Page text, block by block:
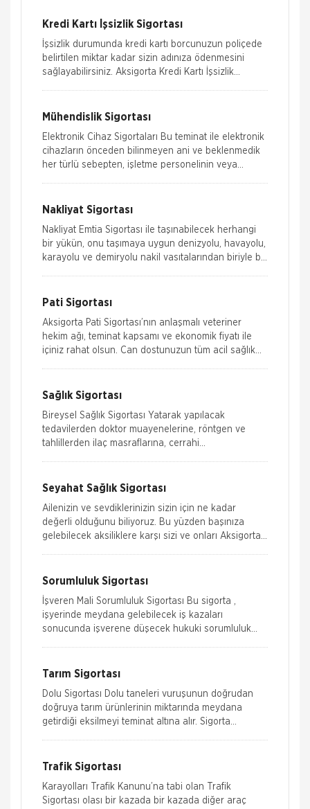
Kredi Kartı İşsizlik Sigortası
İşsizlik durumunda kredi kartı borcunuzun poliçede
belirtilen miktar kadar sizin adınıza ödenmesini
sağlayabilirsiniz. Aksigorta Kredi Kartı İşsizlik
Mühendislik Sigortası
Elektronik Cihaz Sigortaları Bu teminat ile elektronik
cihazların önceden bilinmeyen ani ve beklenmedik
her türlü sebepten, işletme personelinin veya
Nakliyat Sigortası
Nakliyat Emtia Sigortası ile taşınabilecek herhangi
bir yükün, onu taşımaya uygun denizyolu, havayolu,
karayolu ve demiryolu nakil vasıtalarından biriyle bir
Pati Sigortası
Aksigorta Pati Sigortası’nın anlaşmalı veteriner
hekim ağı, teminat kapsamı ve ekonomik fiyatı ile
içiniz rahat olsun. Can dostunuzun tüm acil sağlık
Sağlık Sigortası
Bireysel Sağlık Sigortası Yatarak yapılacak
tedavilerden doktor muayenelerine, röntgen ve
tahlillerden ilaç masraflarına, cerrahi
Seyahat Sağlık Sigortası
Ailenizin ve sevdiklerinizin sizin için ne kadar
değerli olduğunu biliyoruz. Bu yüzden başınıza
gelebilecek aksiliklere karşı sizi ve onları Aksigorta
Sorumluluk Sigortası
İşveren Mali Sorumluluk Sigortası Bu sigorta ,
işyerinde meydana gelebilecek iş kazaları
sonucunda işverene düşecek hukuki sorumluluk
Tarım Sigortası
Dolu Sigortası Dolu taneleri vuruşunun doğrudan
doğruya tarım ürünlerinin miktarında meydana
getirdiği eksilmeyi teminat altına alır. Sigorta
Trafik Sigortası
Karayolları Trafik Kanunu’na tabi olan Trafik
Sigortası olası bir kazada bir kazada diğer araç